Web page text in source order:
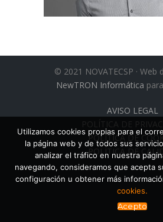
© 2021 NOVATECSP · Web
NewTRON Informática para
AVISO LEGAL
POLÍTICA DE
POLÍTICA DE
Utilizamos cookies propias para el
la página web y de todos sus
analizar el tráfico en nuestra
navegando, consideramos que acepta
configuración u obtener más
cookies.
Acepto